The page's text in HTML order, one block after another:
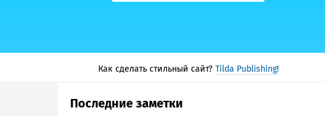
Как сделать стильный сайт? Tilda Publishing!
Последние заметки